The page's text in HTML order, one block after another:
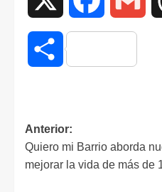
Compartir
Anterior:
Quiero mi Barrio aborda
mejorar la vida de más de